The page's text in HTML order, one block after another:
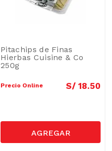
Pitachips de Finas
Hierbas Cuisine & Co
250g
Precio Online S/ 18.50